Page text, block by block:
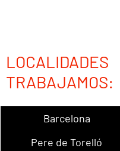
TRABAJAMOS:
Barcelona
Pere de Torelló